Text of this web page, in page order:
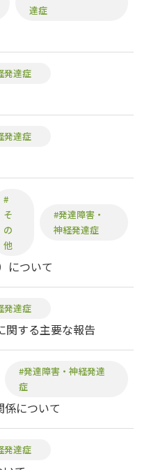
達症
発達症
発達症
#
そ
の
他
#発達障害・
神経発達症
について
発達症
関する主要な報告
#発達障害・神経発達
症
係について
発達症